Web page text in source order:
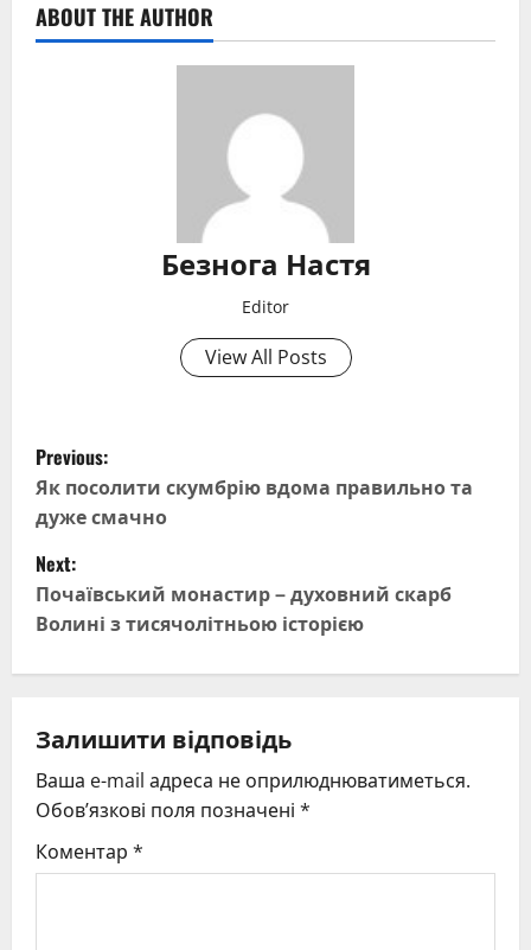
ABOUT THE AUTHOR
Безнога Настя
Editor
View All Posts
P
o
s
t
n
v
i
g
Previous:
Як посолити скумбрію вдома правильно та
дуже смачно
Next:
Почаївський монастир – духовний скарб
Волині з тисячолітньою історією
Залишити відповідь
Ваша e-mail адреса не оприлюднюватиметься.
Обов’язкові поля позначені *
Коментар *